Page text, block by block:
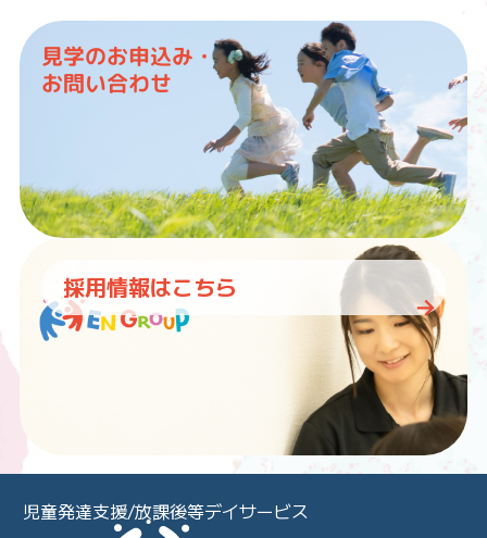
見学のお申込み・
お問い合わせ
採用情報はこちら
児童発達支援/放課後等デイサービス